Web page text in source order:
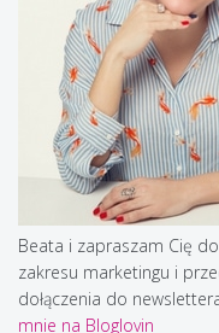
Beata i zapraszam Cię
zakresu marketingu i
dołączenia do
mnie na Bloglovin